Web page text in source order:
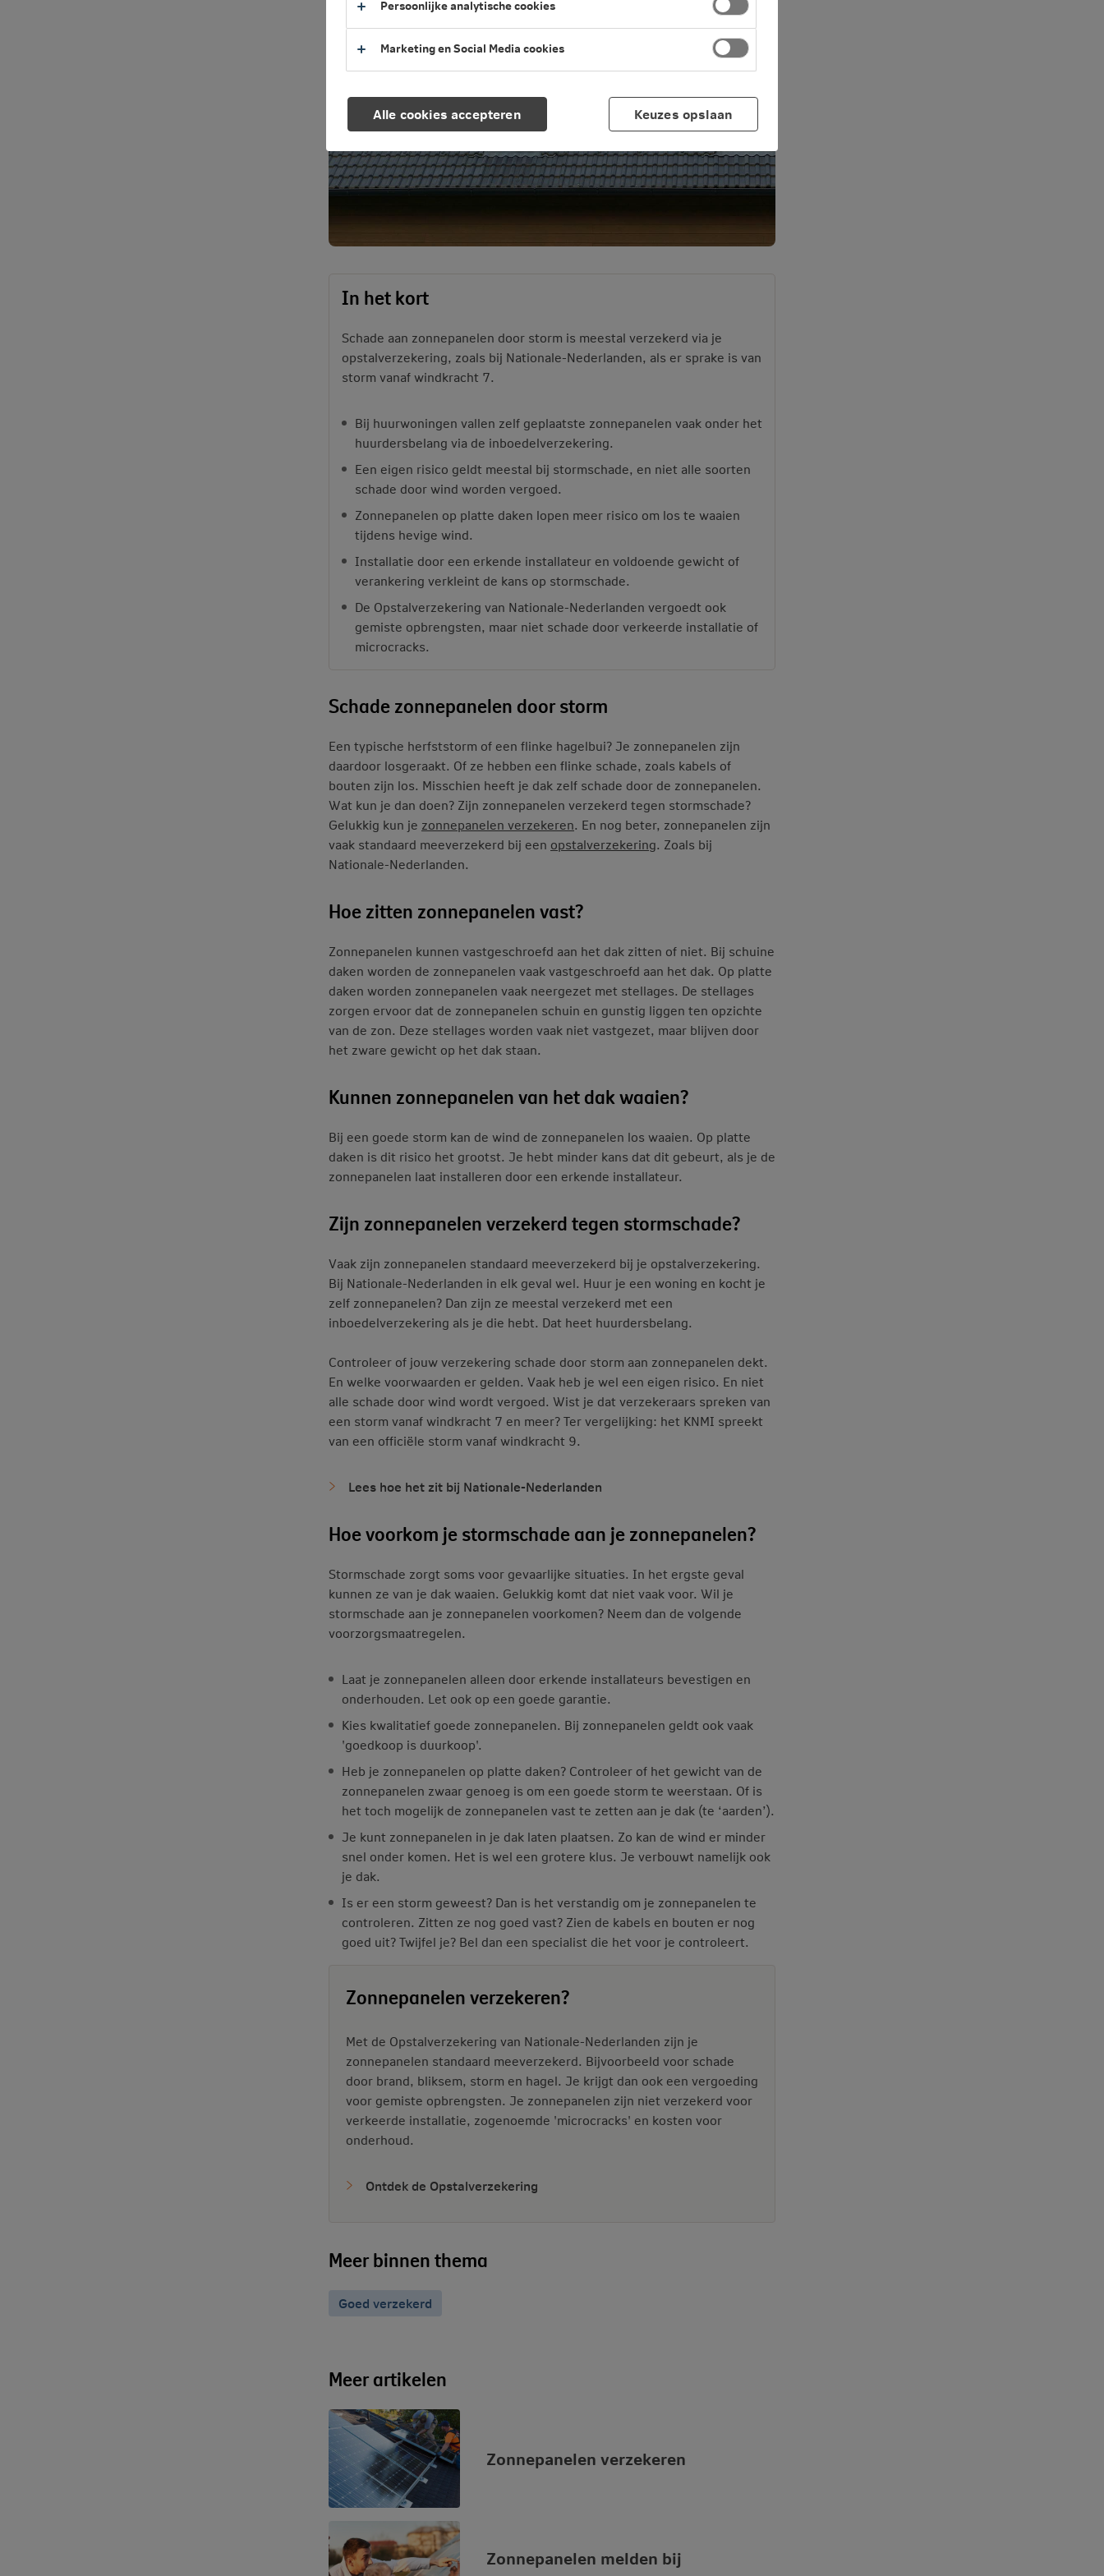
In het kort
Schade aan zonnepanelen door storm is meestal verzekerd via je
opstalverzekering, zoals bij Nationale-Nederlanden, als er sprake is van
storm vanaf windkracht 7.
Bij huurwoningen vallen zelf geplaatste zonnepanelen vaak onder het
huurdersbelang via de inboedelverzekering.
Een eigen risico geldt meestal bij stormschade, en niet alle soorten
schade door wind worden vergoed.
Zonnepanelen op platte daken lopen meer risico om los te waaien
tijdens hevige wind.
Installatie door een erkende installateur en voldoende gewicht of
verankering verkleint de kans op stormschade.
De Opstalverzekering van Nationale-Nederlanden vergoedt ook
gemiste opbrengsten, maar niet schade door verkeerde installatie of
microcracks.
Schade zonnepanelen door storm
Een typische herfststorm of een flinke hagelbui? Je zonnepanelen zijn
daardoor losgeraakt. Of ze hebben een flinke schade, zoals kabels of
bouten zijn los. Misschien heeft je dak zelf schade door de zonnepanelen.
Wat kun je dan doen? Zijn zonnepanelen verzekerd tegen stormschade?
Gelukkig kun je zonnepanelen verzekeren. En nog beter, zonnepanelen zijn
vaak standaard meeverzekerd bij een opstalverzekering. Zoals bij
Nationale-Nederlanden.
Hoe zitten zonnepanelen vast?
Zonnepanelen kunnen vastgeschroefd aan het dak zitten of niet. Bij schuine
daken worden de zonnepanelen vaak vastgeschroefd aan het dak. Op platte
daken worden zonnepanelen vaak neergezet met stellages. De stellages
zorgen ervoor dat de zonnepanelen schuin en gunstig liggen ten opzichte
van de zon. Deze stellages worden vaak niet vastgezet, maar blijven door
het zware gewicht op het dak staan.
Kunnen zonnepanelen van het dak waaien?
Bij een goede storm kan de wind de zonnepanelen los waaien. Op platte
daken is dit risico het grootst. Je hebt minder kans dat dit gebeurt, als je de
zonnepanelen laat installeren door een erkende installateur.
Zijn zonnepanelen verzekerd tegen stormschade?
Vaak zijn zonnepanelen standaard meeverzekerd bij je opstalverzekering.
Bij Nationale-Nederlanden in elk geval wel. Huur je een woning en kocht je
zelf zonnepanelen? Dan zijn ze meestal verzekerd met een
inboedelverzekering als je die hebt. Dat heet huurdersbelang.
Controleer of jouw verzekering schade door storm aan zonnepanelen dekt.
En welke voorwaarden er gelden. Vaak heb je wel een eigen risico. En niet
alle schade door wind wordt vergoed. Wist je dat verzekeraars spreken van
een storm vanaf windkracht 7 en meer? Ter vergelijking: het KNMI spreekt
van een officiële storm vanaf windkracht 9.
Lees hoe het zit bij Nationale-Nederlanden
Hoe voorkom je stormschade aan je zonnepanelen?
Stormschade zorgt soms voor gevaarlijke situaties. In het ergste geval
kunnen ze van je dak waaien. Gelukkig komt dat niet vaak voor. Wil je
stormschade aan je zonnepanelen voorkomen? Neem dan de volgende
voorzorgsmaatregelen.
Laat je zonnepanelen alleen door erkende installateurs bevestigen en
onderhouden. Let ook op een goede garantie.
Kies kwalitatief goede zonnepanelen. Bij zonnepanelen geldt ook vaak
'goedkoop is duurkoop'.
Heb je zonnepanelen op platte daken? Controleer of het gewicht van de
zonnepanelen zwaar genoeg is om een goede storm te weerstaan. Of is
het toch mogelijk de zonnepanelen vast te zetten aan je dak (te ‘aarden’).
Je kunt zonnepanelen in je dak laten plaatsen. Zo kan de wind er minder
snel onder komen. Het is wel een grotere klus. Je verbouwt namelijk ook
je dak.
Is er een storm geweest? Dan is het verstandig om je zonnepanelen te
controleren. Zitten ze nog goed vast? Zien de kabels en bouten er nog
goed uit? Twijfel je? Bel dan een specialist die het voor je controleert.
Zonnepanelen verzekeren?
Met de Opstalverzekering van Nationale-Nederlanden zijn je
zonnepanelen standaard meeverzekerd. Bijvoorbeeld voor schade
door brand, bliksem, storm en hagel. Je krijgt dan ook een vergoeding
voor gemiste opbrengsten. Je zonnepanelen zijn niet verzekerd voor
verkeerde installatie, zogenoemde 'microcracks' en kosten voor
onderhoud.
Ontdek de Opstalverzekering
Meer binnen thema
Goed verzekerd
Meer artikelen
Zonnepanelen verzekeren
Zonnepanelen melden bij
Alle cookies accepteren
Persoonlijke analytische cookies
Marketing en Social Media cookies
Keuzes opslaan